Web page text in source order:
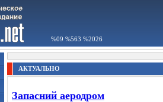
%09 %563 %2026
АКТУАЛЬНО
Запасний аеродром